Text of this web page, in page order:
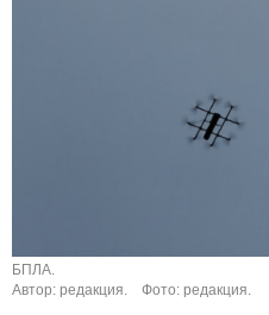
БПЛА.
Автор: редакция.
Фото: редакция.